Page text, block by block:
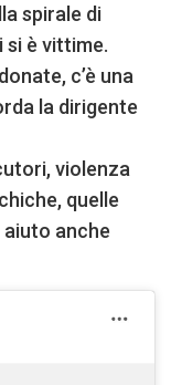
spirale di
si è vittime.
c’è una
la dirigente
violenza
quelle
aiuto anche